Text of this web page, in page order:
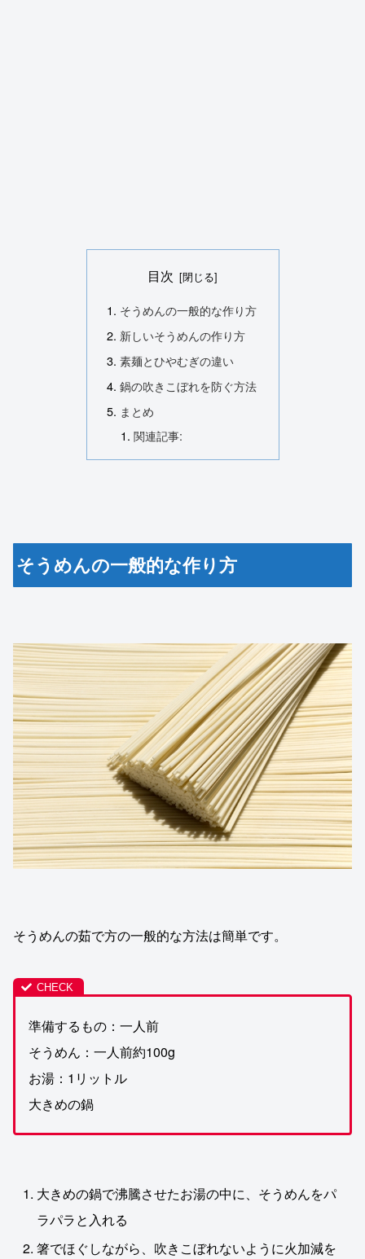
目次
そうめんの一般的な作り方
新しいそうめんの作り方
素麺とひやむぎの違い
鍋の吹きこぼれを防ぐ方法
まとめ
関連記事:
そうめんの一般的な作り方
そうめんの茹で方の一般的な方法は簡単です。
準備するもの：一人前
そうめん：一人前約100g
お湯：1リットル
大きめの鍋
大きめの鍋で沸騰させたお湯の中に、そうめんをパ
ラパラと入れる
箸でほぐしながら、吹きこぼれないように火加減を